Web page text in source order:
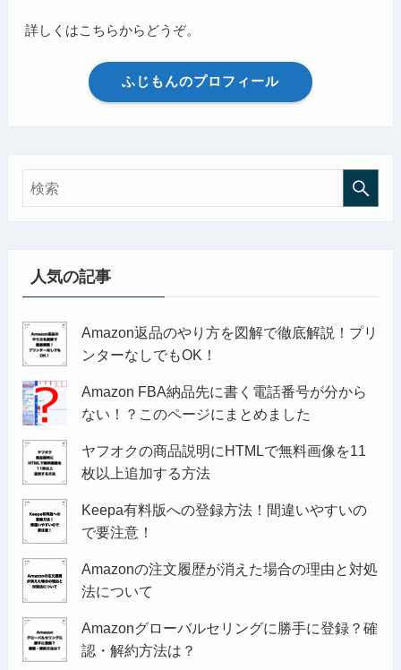
詳しくはこちらからどうぞ。
ふじもんのプロフィール
人気の記事
Amazon返品のやり方を図解で徹底解説！プリ
ンターなしでもOK！
Amazon FBA納品先に書く電話番号が分から
ない！？このページにまとめました
ヤフオクの商品説明にHTMLで無料画像を11
枚以上追加する方法
Keepa有料版への登録方法！間違いやすいの
で要注意！
Amazonの注文履歴が消えた場合の理由と対処
法について
Amazonグローバルセリングに勝手に登録？確
認・解約方法は？